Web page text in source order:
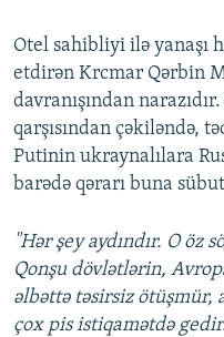
Otel sahibliyi ilə yanaşı
etdirən Krcmar Qərbin
davranışından
qarşısından çəkiləndə,
Putinin ukraynalılara
barədə qərarı buna
"Hər şey aydındır. O öz
Qonşu dövlətlərin,
əlbəttə təsirsiz ötüşmür,
çox pis istiqamətdə